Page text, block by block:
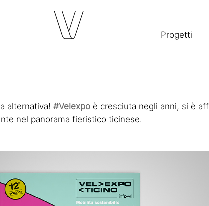
Progetti
alternativa! #Velexpo è cresciuta negli anni, si è
nel panorama fieristico ticinese.